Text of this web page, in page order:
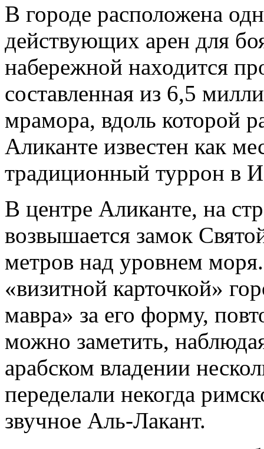
В городе расположена
действующих арен для
набережной находится
составленная из 6,5
мрамора, вдоль которой
Аликанте известен как
традиционный туррон в
В центре Аликанте, на
возвышается замок
метров над уровнем
«визитной карточкой»
мавра» за его форму,
можно заметить,
арабском владении
переделали некогда
звучное Аль-Лакант.